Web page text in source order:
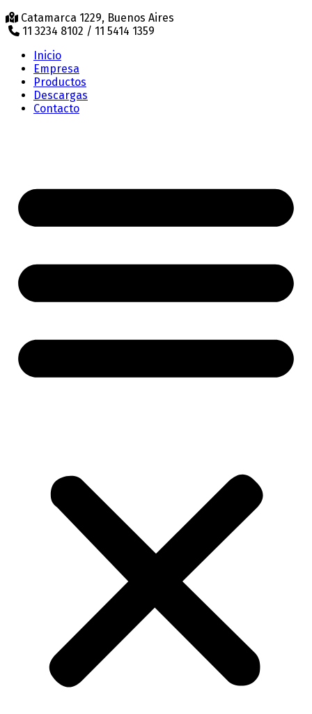
Catamarca 1229, Buenos Aires
11 3234 8102 / 11 5414 1359
Inicio
Empresa
Productos
Descargas
Contacto